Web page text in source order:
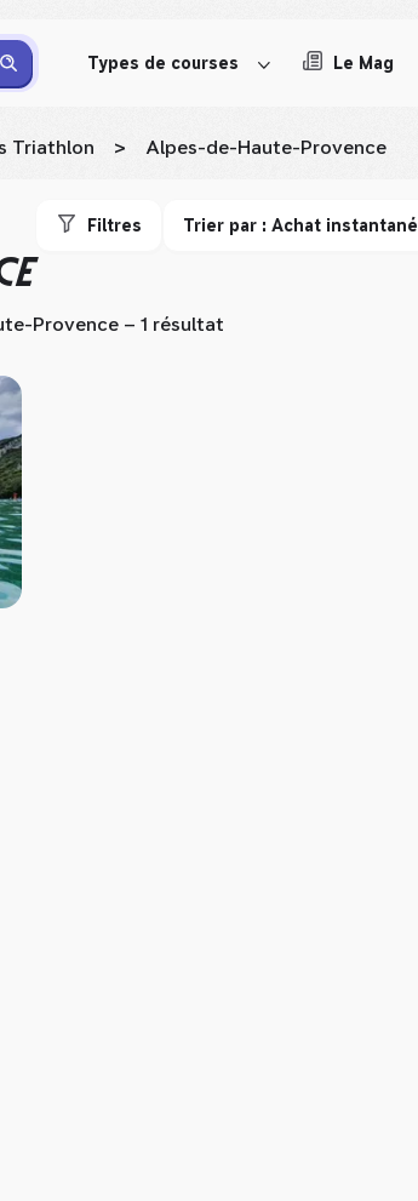
Types de courses Le Mag
Triathlon > Alpes-de-Haute-Provence
Filtres Trier par : Achat instantané
Provence – 1 résultat